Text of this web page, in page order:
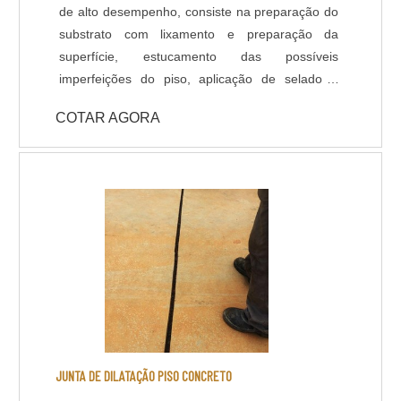
também faz parte do nosso rol de atividades, a
execução das juntas do piso e lábios poliméricos
são de extrema importância em projetos de
Pisos industrias com alta capacidade de carga.
de alto desempenho, consiste na preparação do
substrato com lixamento e preparação da
superfície, estucamento das possíveis
imperfeições do piso, aplicação de selador /
qualidade na espessura e cores definidas em
projeto ou conforme usabilidade do piso. -
rápida a partir de 8 horas; - Isento de solventes;
- Alta durabilidade e resistência UV. - Alta
resistência mecânica e a choque térmico; -
Resistência à abrasão; - Baixo odor e baixo
VOC; - Acabamento liso e antiderrapante; -
Temperatura de operação entre -30 °C e +95 °C;
- Atende a norma LEED.
COTAR AGORA
JUNTA DE DILATAÇÃO PISO CONCRETO